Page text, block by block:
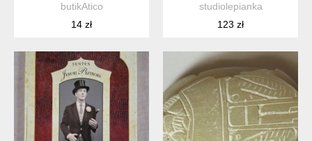
butikAtico
14 zł
studiolepianka
123 zł